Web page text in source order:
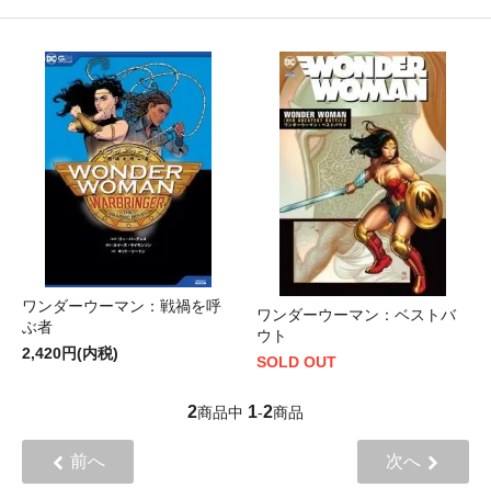
ワンダーウーマン：戦禍を呼
ぶ者
2,420円(内税)
ワンダーウーマン：ベストバ
ウト
SOLD OUT
2商品中 1-2商品
前へ 次へ